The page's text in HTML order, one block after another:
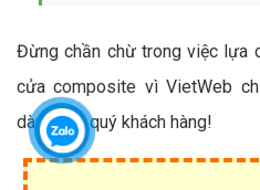
Đừng chần chừ trong việc lựa
cửa composite vì VietWeb
dành cho quý khách hàng!